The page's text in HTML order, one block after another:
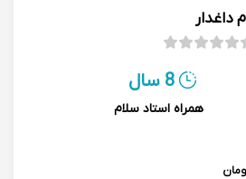
داغدار
8 سال
همراه استاد سلام